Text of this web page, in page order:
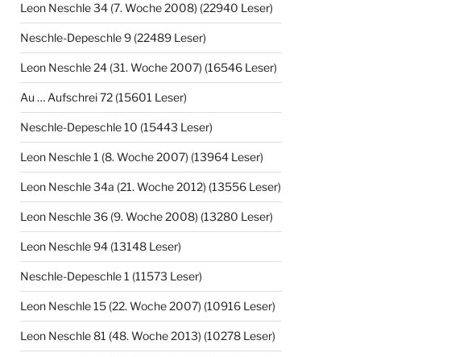
Leon Neschle 34 (7. Woche 2008) (22940 Leser)
Neschle-Depeschle 9 (22489 Leser)
Leon Neschle 24 (31. Woche 2007) (16546 Leser)
Au … Aufschrei 72 (15601 Leser)
Neschle-Depeschle 10 (15443 Leser)
Leon Neschle 1 (8. Woche 2007) (13964 Leser)
Leon Neschle 34a (21. Woche 2012) (13556 Leser)
Leon Neschle 36 (9. Woche 2008) (13280 Leser)
Leon Neschle 94 (13148 Leser)
Neschle-Depeschle 1 (11573 Leser)
Leon Neschle 15 (22. Woche 2007) (10916 Leser)
Leon Neschle 81 (48. Woche 2013) (10278 Leser)